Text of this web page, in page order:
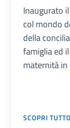
Inaugurato
col mondo
della
famiglia ed
maternità in
SCOPRI TUTTO